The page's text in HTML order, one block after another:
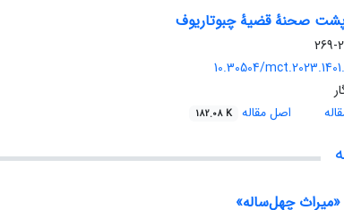
صحنهٔ قضیهٔ چبوتاریوف
10.30504/
اصل مقاله 182.08 K